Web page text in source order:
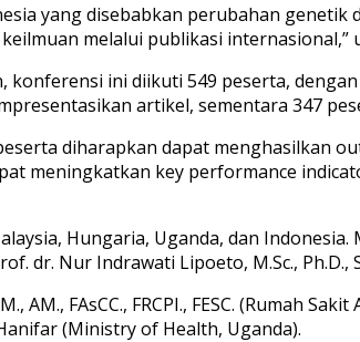
yang disebabkan perubahan
melalui publikasi internasional,”
konferensi ini diikuti 549 peserta,
artikel, sementara 347
diharapkan dapat menghasilkan
meningkatkan key performance
Hungaria, Uganda, dan Indonesia.
dr. Nur Indrawati Lipoeto, M.Sc., Ph.D.,
AM., FAsCC., FRCPI., FESC. (Rumah
(Ministry of Health, Uganda).